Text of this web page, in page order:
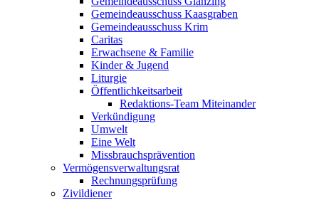
Gemeindeausschuss Kaasgraben
Gemeindeausschuss Krim
Caritas
Erwachsene & Familie
Kinder & Jugend
Liturgie
Öffentlichkeitsarbeit
Redaktions-Team Miteinander
Verkündigung
Umwelt
Eine Welt
Missbrauchsprävention
Vermögensverwaltungsrat
Rechnungsprüfung
Zivildiener